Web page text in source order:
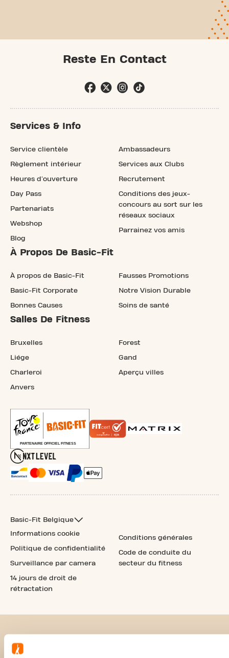
Reste En Contact
Services & Info
Service clientèle
Règlement intérieur
Heures d'ouverture
Day Pass
Partenariats
Webshop
Blog
Ambassadeurs
Services aux Clubs
Recrutement
Conditions des jeux-
concours au sort sur les
réseaux sociaux
Parrainez vos amis
À Propos De Basic-Fit
À propos de Basic-Fit
Basic-Fit Corporate
Bonnes Causes
Fausses Promotions
Notre Vision Durable
Soins de santé
Salles De Fitness
Bruxelles
Liége
Charleroi
Anvers
Forest
Gand
Aperçu villes
Basic-Fit Belgique
Informations cookie
Politique de confidentialité
Surveillance par camera
14 jours de droit de
rétractation
Conditions générales
Code de conduite du
secteur du fitness